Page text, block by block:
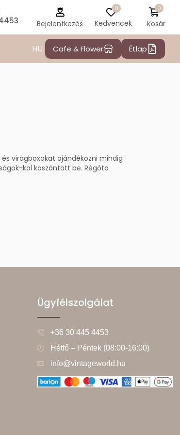
Bejelentkezés
0
Kedvencek
0
Kosár
HU Cafe & Flower Étlap
virágboxokat ajándékozni mindig
kal köszöntött be. Régóta
Ügyfélszolgálat
+36 30 445 4453
Hétfő – Péntek (08:00-16:00)
info@vintageworld.hu